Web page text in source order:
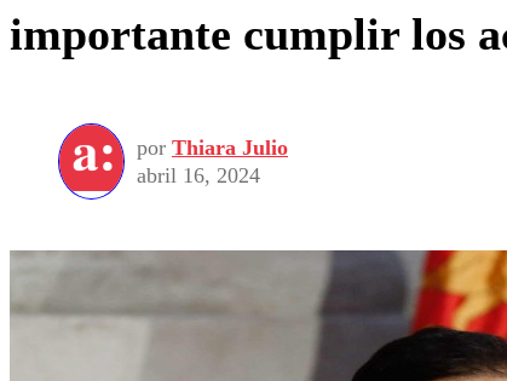
importante cumplir los
por Thiara Julio
abril 16, 2024